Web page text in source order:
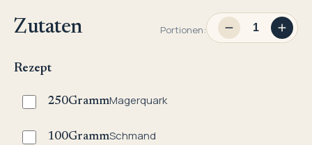
Zutaten Portionen:
Rezept
250GrammMagerquark
100GrammSchmand